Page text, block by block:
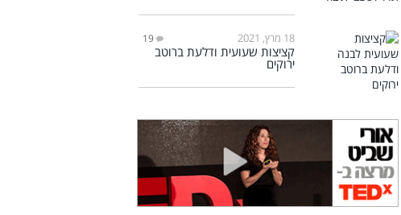
18 מרץ, 2021 19
קציצות שעועית ודלעת ברוטב
ירוקים